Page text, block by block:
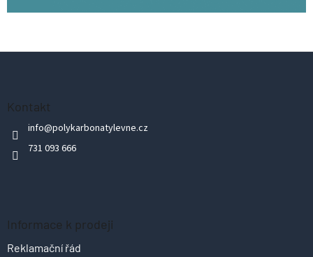
Kontakt
info@polykarbonatylevne.cz
731 093 666
Informace k prodeji
Reklamační řád